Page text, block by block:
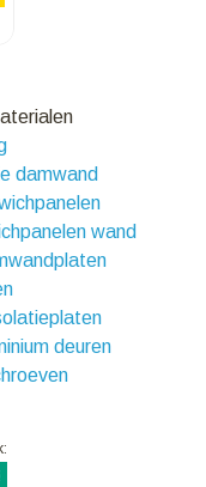
damwand
wand
deuren